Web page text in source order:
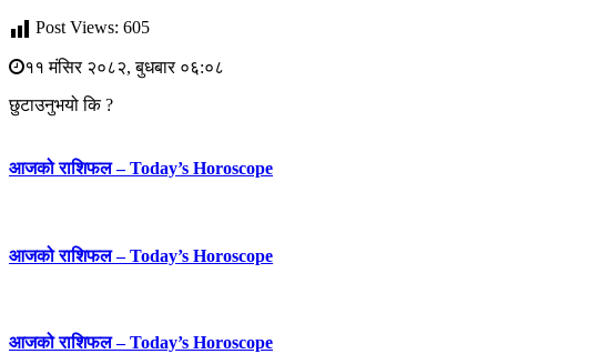
Post Views: 605
११ मंसिर २०८२, बुधबार ०६:०८
छुटाउनुभयो कि ?
आजको राशिफल – Today’s Horoscope
आजको राशिफल – Today’s Horoscope
आजको राशिफल – Today’s Horoscope